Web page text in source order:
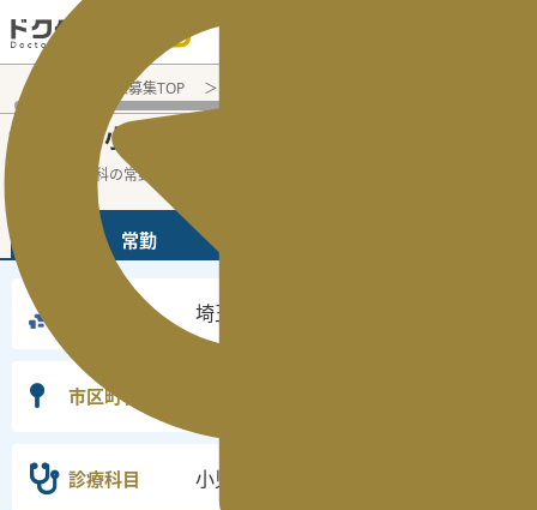
医師転職・求人募集TOP
埼玉県 の小児科
埼玉県の小児科の常勤の医師求人の検索結
常勤
埼玉県
市区町村
診療科目 小児科